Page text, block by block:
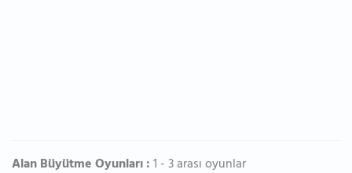
Alan Büyütme Oyunları :1 - 3 arası oyunlar